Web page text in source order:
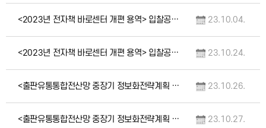
<2023년 전자책 바로센터 개편 용역> 입찰공고(긴급) 23.10.04.
<2023년 전자책 바로센터 개편 용역> 입찰공고(재공고) 23.10.24.
<출판유통통합전산망 중장기 정보화전략계획 구축 용역> 입찰공고(중앙조달 / 재공고) 23.10.26.
<출판유통통합전산망 중장기 정보화전략계획 구축 용역> 입찰공고(중앙조달 / 재공고)(취소공… 23.10.27.